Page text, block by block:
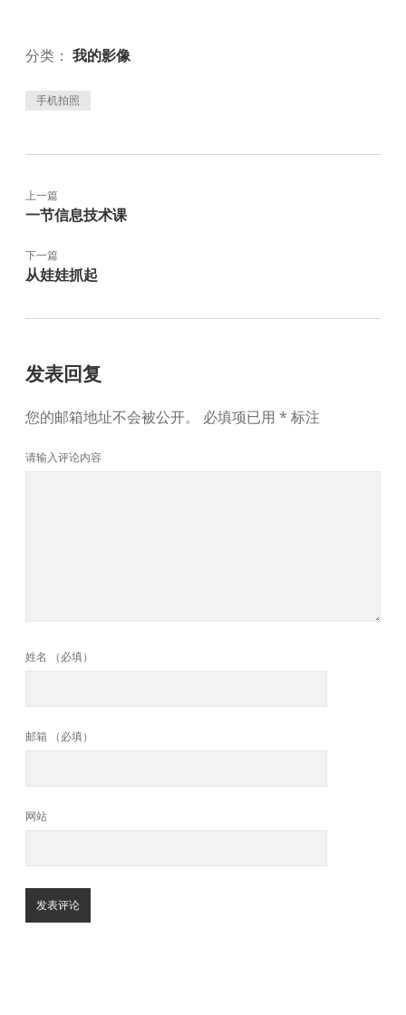
分类： 我的影像
手机拍照
上一篇
一节信息技术课
下一篇
从娃娃抓起
发表回复
您的邮箱地址不会被公开。 必填项已用 * 标注
请输入评论内容
姓名 （必填）
邮箱 （必填）
网站